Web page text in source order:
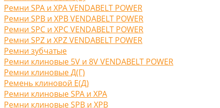
Ремни SPA и XPA VENDABELT POWER
Ремни SPB и XPB VENDABELT POWER
Ремни SPC и XPC VENDABELT POWER
Ремни SPZ и XPZ VENDABELT POWER
Ремни зубчатые
Ремни клиновые 5V и 8V VENDABELT POWER
Ремни клиновые Д(Г)
Ремень клиновой Е(Д)
Ремни клиновые SPA и XPA
Ремни клиновые SPB и XPB